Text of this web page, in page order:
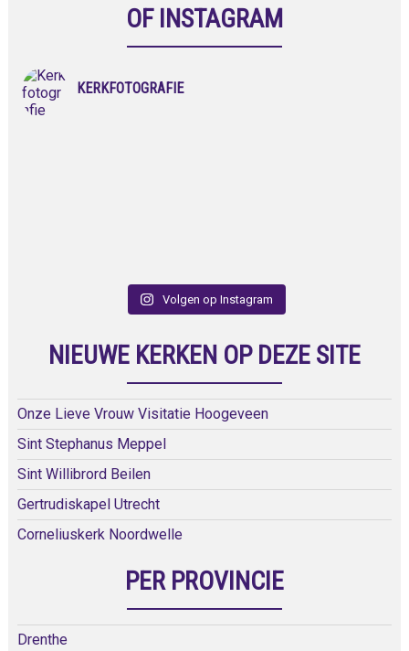
OF INSTAGRAM
KERKFOTOGRAFIE
Volgen op Instagram
NIEUWE KERKEN OP DEZE SITE
Onze Lieve Vrouw Visitatie Hoogeveen
Sint Stephanus Meppel
Sint Willibrord Beilen
Gertrudiskapel Utrecht
Corneliuskerk Noordwelle
PER PROVINCIE
Drenthe